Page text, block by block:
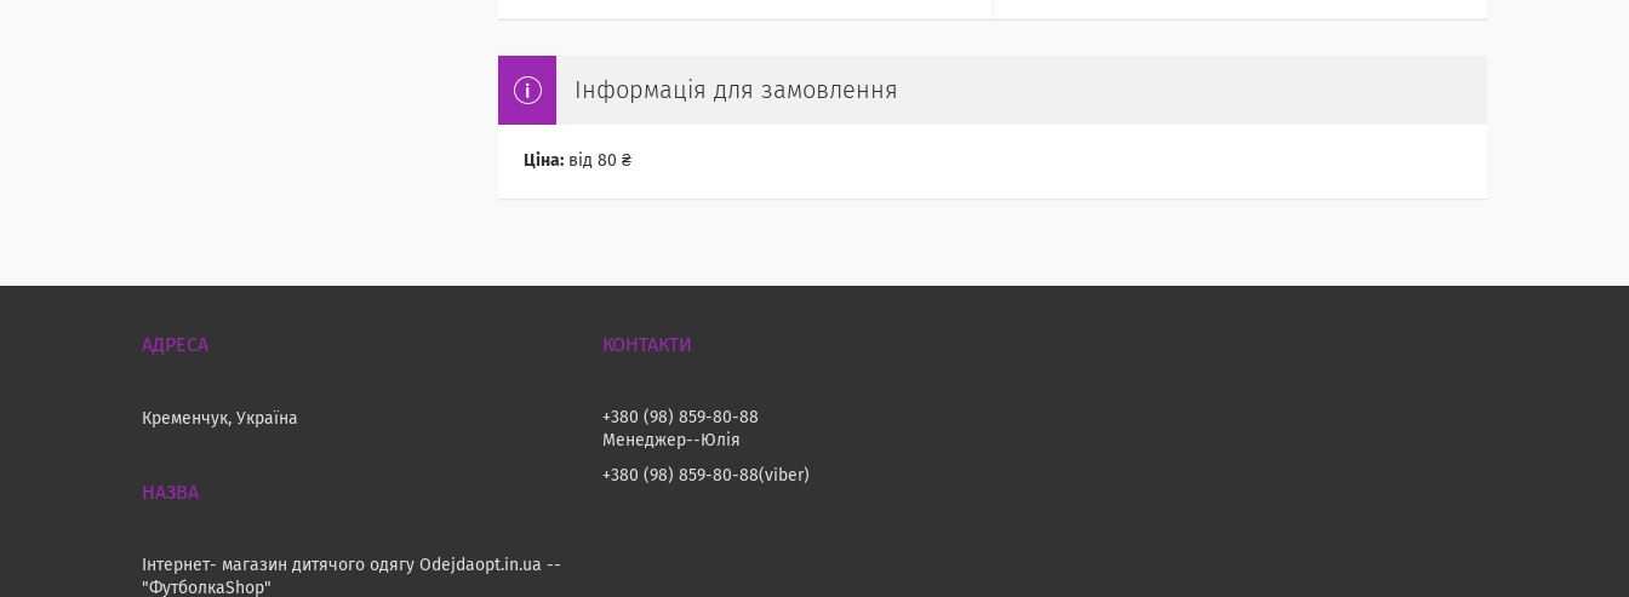
Інформація для замовлення
Ціна: від 80 ₴
Кременчук, Україна
Інтернет- магазин дитячого одягу Odejdaopt.in.ua --
"ФутболкаShop"
+380 (98) 859-80-88
Менеджер--Юлія
+380 (98) 859-80-88 viber